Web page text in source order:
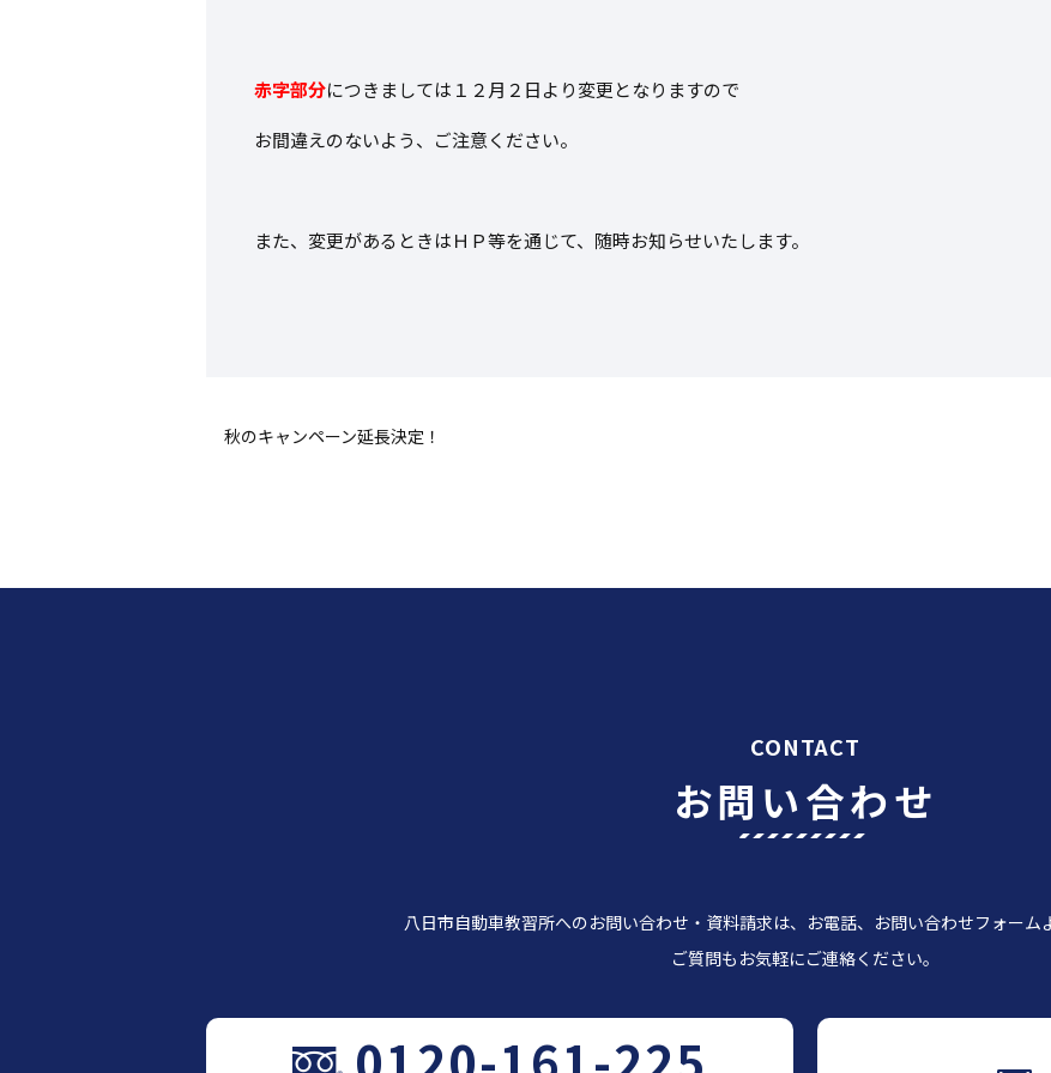
赤字部分につきましては１２月２日より変更となりますので
お間違えのないよう、ご注意ください。
また、変更があるときはＨＰ等を通じて、随時お知らせいたします。
秋のキャンペーン延長決定！
CONTACT
お問い合わせ
八日市自動車教習所へのお問い合わせ・資料請求は、お電話、お問い合わせフォーム
ご質問もお気軽にご連絡ください。